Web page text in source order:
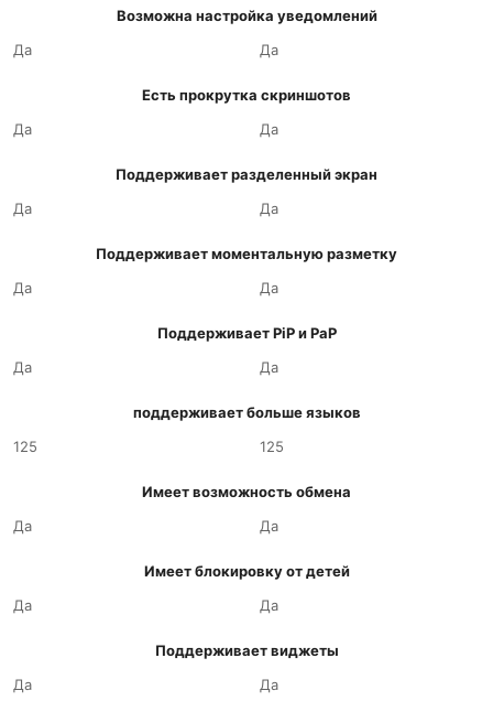
Возможна настройка уведомлений
Да
Да
Есть прокрутка скриншотов
Да
Да
Поддерживает разделенный экран
Да
Да
Поддерживает моментальную разметку
Да
Да
Поддерживает PiP и PaP
Да
Да
поддерживает больше языков
125
125
Имеет возможность обмена
Да
Да
Имеет блокировку от детей
Да
Да
Поддерживает виджеты
Да
Да